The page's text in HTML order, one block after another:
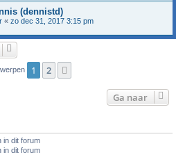
(dennistd)
« zo dec 31, 2017 3:15 pm
1 2
Ga naar
in dit forum
in dit forum